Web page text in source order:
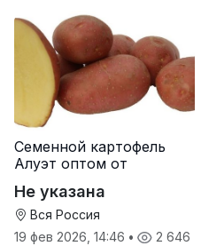
Семенной картофель
Алуэт оптом от
Не указана
Вся Россия
19 фев 2026, 14:46 • 2 646